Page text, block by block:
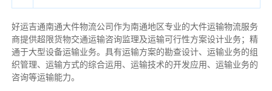
好运吉通南通大件物流公司作为南通地区专业的大件运输物流服务
商提供超限货物交通运输咨询监理及运输可行性方案设计业务；精
通于大型设备运输业务。具有运输方案的勘查设计、运输业务的组
织管理、运输方式的综合运用、运输技术的开发应用、运输业务的
咨询等运输能力。